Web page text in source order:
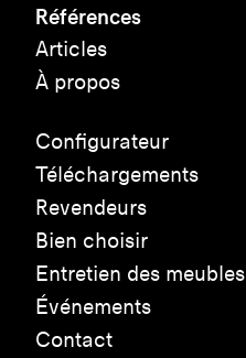
Références
Articles
À propos
Configurateur
Téléchargements
Revendeurs
Bien choisir
Entretien des meubles
Événements
Contact